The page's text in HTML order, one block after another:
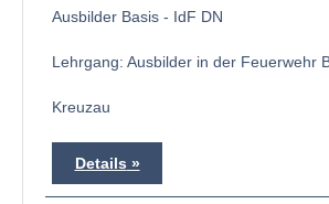
Ausbilder Basis - IdF DN
Lehrgang: Ausbilder in der Feuerwehr
Kreuzau
Details